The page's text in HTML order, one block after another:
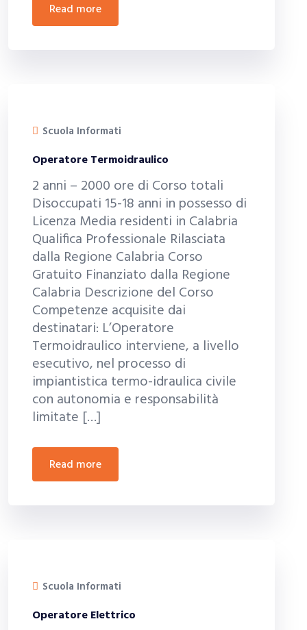
read more
Scuola Informati
Operatore Termoidraulico
2 anni – 2000 ore di Corso totali
Disoccupati 15-18 anni in possesso di
Licenza Media residenti in Calabria
Qualifica Professionale Rilasciata
dalla Regione Calabria Corso
Gratuito Finanziato dalla Regione
Calabria Descrizione del Corso
Competenze acquisite dai
destinatari: L’Operatore
Termoidraulico interviene, a livello
esecutivo, nel processo di
impiantistica termo-idraulica civile
con autonomia e responsabilità
limitate […]
read more
Scuola Informati
Operatore Elettrico